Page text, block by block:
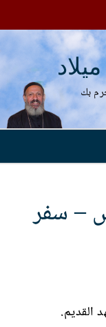
بك
– سفر
القديم.